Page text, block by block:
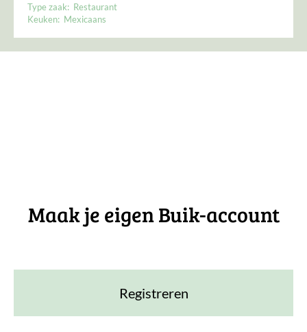
Type zaak: Restaurant
Keuken: Mexicaans
Maak je eigen Buik-account
Registreren